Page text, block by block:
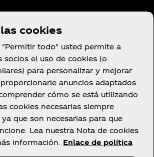
de cookies
Accesibilidad
cookies
"Permitir todo" usted permite a
socios el uso de cookies (o
para personalizar y mejorar
anuncios adaptados
cómo se está utilizando
cookies necesarias siempre
que son necesarias para que
Lea nuestra Nota de cookies
información. Enlace de política